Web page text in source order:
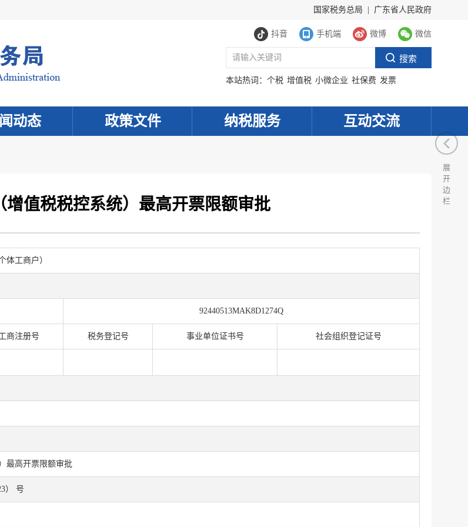
国家税务总局 广东省人民政府
抖音 手机端 微博 微信
本站热词： 个税 增值税 小微企业 社保费 发票
动态 政策文件 纳税服务 互动交流
增值税税控系统）最高开票限额审批
体工商户）
92440513MAK8D1274Q
商注册号 税务登记号 事业单位证书号 社会组织登记证号
最高开票限额审批
） 号
展
开
边
栏